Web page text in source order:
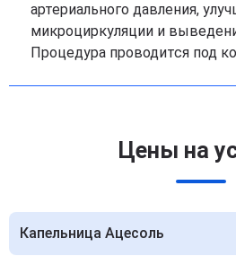
артериального давления,
микроциркуляции и
Процедура проводится под
Цены на
Капельница Ацесоль